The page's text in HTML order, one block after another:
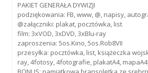
PAKIET GENERAŁA DYWIZJI
podziękowania: FB, www, @, napisy,
@załączniki: plakat, pocztówka, list
film: 3xVOD, 3xDVD, 3xBlu-ray
zaproszenia: 5os.Kino, 5os.Rob8VII
przesyłka: pocztówka, list, książeczka
ray, 4fotosy, 4fotografie, plakatA4,